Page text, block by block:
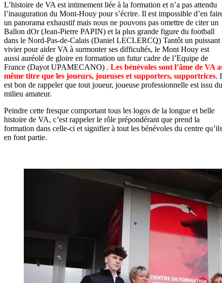
L’histoire de VA est intimement liée à la formation et n’a pas attendu
l’inauguration du Mont-Houy pour s’écrire. Il est impossible d’en
un panorama exhaustif mais nous ne pouvons pas omettre de citer un
Ballon dOr (Jean-Pierre PAPIN) et la plus grande figure du football
dans le Nord-Pas-de-Calais (Daniel LECLERCQ) Tantôt un puissant
vivier pour aider VA à surmonter ses difficultés, le Mont Houy est
aussi auréolé de gloire en formation un futur cadre de l’Equipe de
France (Dayot UPAMECANO) . Les bénévoles sont l’âme de VA
même titre que les joueurs, joueuses et supporters, supportrices.
est bon de rappeler que tout joueur, joueuse professionnelle est issu du
milieu amateur.
Peindre cette fresque comportant tous les logos de la longue et belle
histoire de VA, c’est rappeler le rôle prépondérant que prend la
formation dans celle-ci et signifier à tout les bénévoles du centre qu’ils
en font partie.